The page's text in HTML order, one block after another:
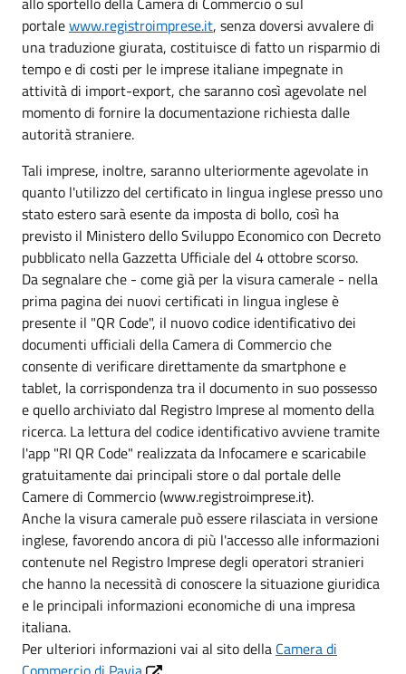
portalewww.registroimprese.it, senza doversi avvalere di
una traduzione giurata, costituisce di fatto un risparmio di
tempo e di costi per le imprese italiane impegnate in
attività di import-export, che saranno così agevolate nel
momento di fornire la documentazione richiesta dalle
autorità straniere.
Tali imprese, inoltre, saranno ulteriormente agevolate in
quanto l'utilizzo del certificato in lingua inglese presso uno
stato estero sarà esente da imposta di bollo, così ha
previsto il Ministero dello Sviluppo Economico con Decreto
pubblicato nella Gazzetta Ufficiale del 4 ottobre scorso.
Da segnalare che - come già per la visura camerale - nella
prima pagina dei nuovi certificati in lingua inglese è
presente il "QR Code", il nuovo codice identificativo dei
documenti ufficiali della Camera di Commercio che
consente di verificare direttamente da smartphone e
tablet, la corrispondenza tra il documento in suo possesso
e quello archiviato dal Registro Imprese al momento della
ricerca. La lettura del codice identificativo avviene tramite
l'app "RI QR Code" realizzata da Infocamere e scaricabile
gratuitamente dai principali store o dal portale delle
Camere di Commercio (www.registroimprese.it).
Anche la visura camerale può essere rilasciata in versione
inglese, favorendo ancora di più l'accesso alle informazioni
contenute nel Registro Imprese degli operatori stranieri
che hanno la necessità di conoscere la situazione giuridica
e le principali informazioni economiche di una impresa
italiana.
Per ulteriori informazioni vai al sito della Camera di